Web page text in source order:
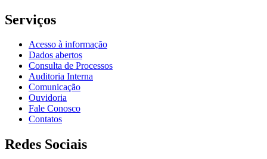
Serviços
Acesso à informação
Dados abertos
Consulta de Processos
Auditoria Interna
Comunicação
Ouvidoria
Fale Conosco
Contatos
Redes Sociais